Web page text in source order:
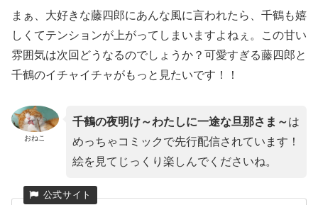
まぁ、大好きな藤四郎にあんな風に言われたら、千鶴も嬉
しくてテンションが上がってしまいますよねぇ。この甘い
雰囲気は次回どうなるのでしょうか？可愛すぎる藤四郎と
千鶴のイチャイチャがもっと見たいです！！
おねこ
千鶴の夜明け～わたしに一途な旦那さま～は
めっちゃコミックで先行配信されています！
絵を見てじっくり楽しんでくださいね。